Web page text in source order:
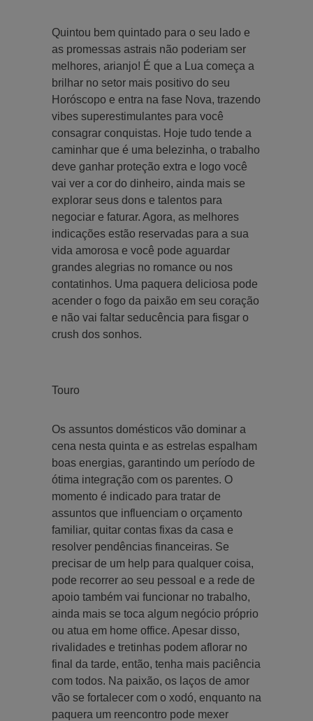
Quintou bem quintado para o seu lado e
as promessas astrais não poderiam ser
melhores, arianjo! É que a Lua começa a
brilhar no setor mais positivo do seu
Horóscopo e entra na fase Nova, trazendo
vibes superestimulantes para você
consagrar conquistas. Hoje tudo tende a
caminhar que é uma belezinha, o trabalho
deve ganhar proteção extra e logo você
vai ver a cor do dinheiro, ainda mais se
explorar seus dons e talentos para
negociar e faturar. Agora, as melhores
indicações estão reservadas para a sua
vida amorosa e você pode aguardar
grandes alegrias no romance ou nos
contatinhos. Uma paquera deliciosa pode
acender o fogo da paixão em seu coração
e não vai faltar seducência para fisgar o
crush dos sonhos.
Touro
Os assuntos domésticos vão dominar a
cena nesta quinta e as estrelas espalham
boas energias, garantindo um período de
ótima integração com os parentes. O
momento é indicado para tratar de
assuntos que influenciam o orçamento
familiar, quitar contas fixas da casa e
resolver pendências financeiras. Se
precisar de um help para qualquer coisa,
pode recorrer ao seu pessoal e a rede de
apoio também vai funcionar no trabalho,
ainda mais se toca algum negócio próprio
ou atua em home office. Apesar disso,
rivalidades e tretinhas podem aflorar no
final da tarde, então, tenha mais paciência
com todos. Na paixão, os laços de amor
vão se fortalecer com o xodó, enquanto na
paquera um reencontro pode mexer